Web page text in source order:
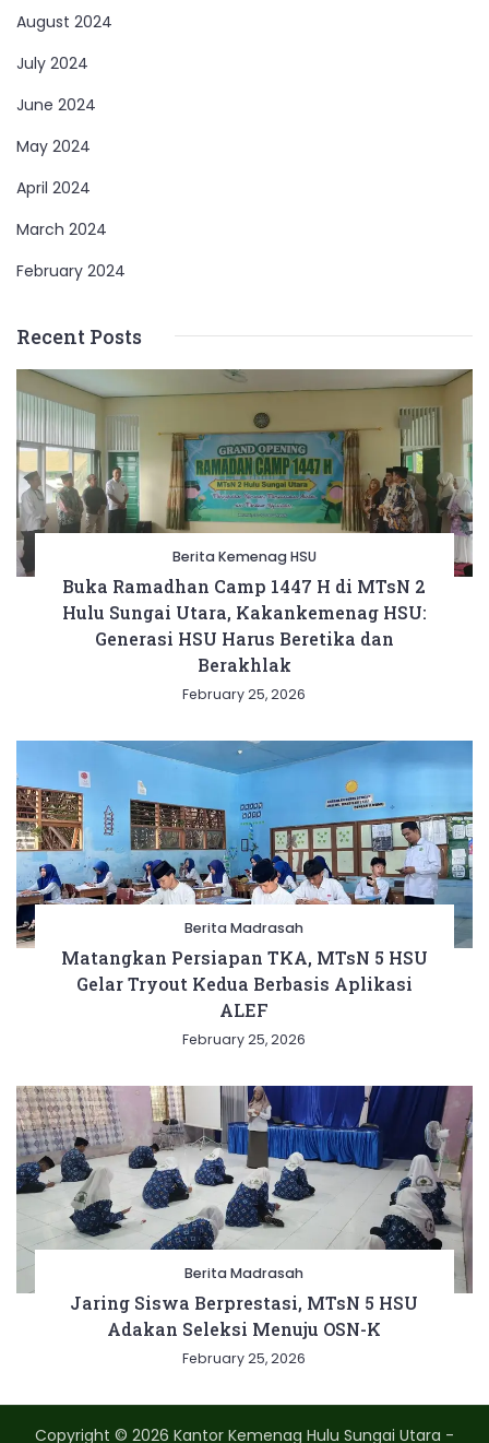
August 2024
July 2024
June 2024
May 2024
April 2024
March 2024
February 2024
Recent Posts
Berita Kemenag HSU
Buka Ramadhan Camp 1447 H di MTsN 2
Hulu Sungai Utara, Kakankemenag HSU:
Generasi HSU Harus Beretika dan
Berakhlak
February 25, 2026
Berita Madrasah
Matangkan Persiapan TKA, MTsN 5 HSU
Gelar Tryout Kedua Berbasis Aplikasi
ALEF
February 25, 2026
Berita Madrasah
Jaring Siswa Berprestasi, MTsN 5 HSU
Adakan Seleksi Menuju OSN-K
February 25, 2026
Copyright © 2026 Kantor Kemenag Hulu Sungai Utara -